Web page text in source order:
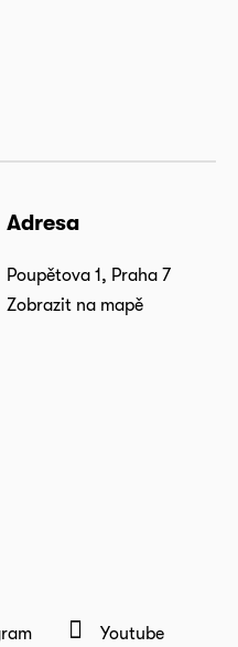
Adresa
Poupětova 1, Praha 7
Zobrazit na mapě
Youtube